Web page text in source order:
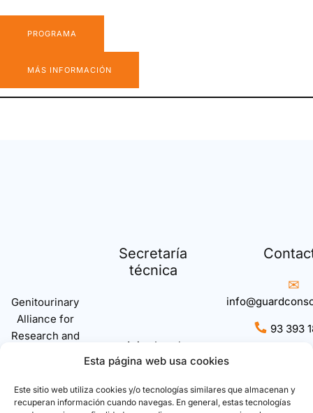
Esta página web usa cookies
Este sitio web utiliza cookies y/o tecnologías similares que almacenan y
recuperan información cuando navegas. En general, estas tecnologías
PROGRAMA
MÁS INFORMACIÓN
Genitourinary
Alliance for
Research and
Secretaría
técnica
Aviso Legal
Política de
Política de Cookies
93 393